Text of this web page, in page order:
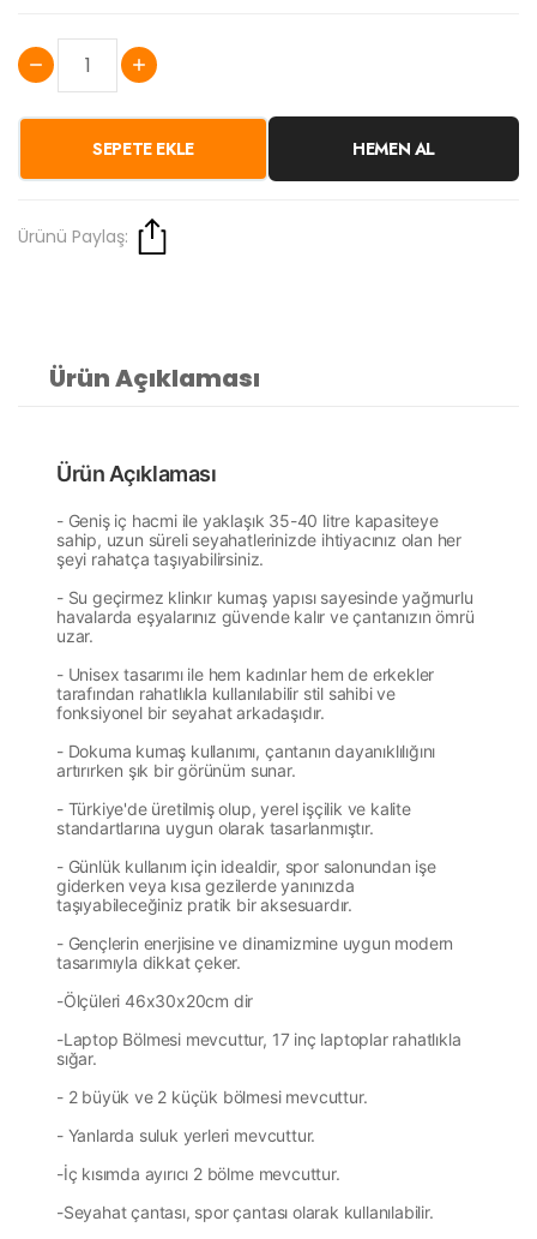
SEPETE EKLE HEMEN AL
Ürünü Paylaş:
Ürün Açıklaması
Ürün Açıklaması
- Geniş iç hacmi ile yaklaşık 35-40 litre kapasiteye
sahip, uzun süreli seyahatlerinizde ihtiyacınız olan her
şeyi rahatça taşıyabilirsiniz.
- Su geçirmez klinkır kumaş yapısı sayesinde yağmurlu
havalarda eşyalarınız güvende kalır ve çantanızın ömrü
uzar.
- Unisex tasarımı ile hem kadınlar hem de erkekler
tarafından rahatlıkla kullanılabilir stil sahibi ve
fonksiyonel bir seyahat arkadaşıdır.
- Dokuma kumaş kullanımı, çantanın dayanıklılığını
artırırken şık bir görünüm sunar.
- Türkiye'de üretilmiş olup, yerel işçilik ve kalite
standartlarına uygun olarak tasarlanmıştır.
- Günlük kullanım için idealdir, spor salonundan işe
giderken veya kısa gezilerde yanınızda
taşıyabileceğiniz pratik bir aksesuardır.
- Gençlerin enerjisine ve dinamizmine uygun modern
tasarımıyla dikkat çeker.
-Ölçüleri 46x30x20cm dir
-Laptop Bölmesi mevcuttur, 17 inç laptoplar rahatlıkla
sığar.
- 2 büyük ve 2 küçük bölmesi mevcuttur.
- Yanlarda suluk yerleri mevcuttur.
-İç kısımda ayırıcı 2 bölme mevcuttur.
-Seyahat çantası, spor çantası olarak kullanılabilir.